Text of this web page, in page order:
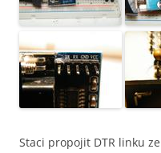
Staci propojit DTR linku